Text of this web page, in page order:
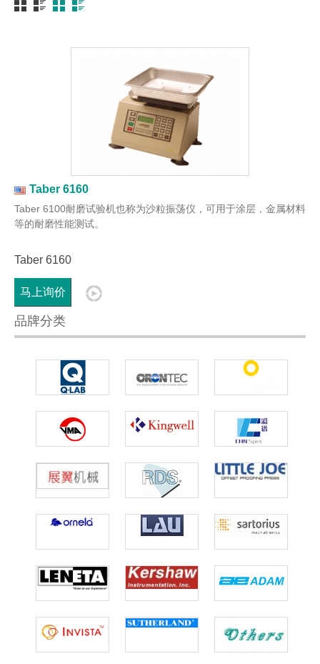
Taber 6160
Taber 6100耐磨试验机也称为沙粒振荡仪，可用于涂层，金属材料
等的耐磨性能测试。
Taber 6160
马上询价
品牌分类